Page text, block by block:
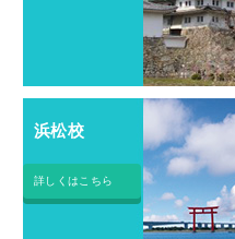
浜松校
詳しくはこちら